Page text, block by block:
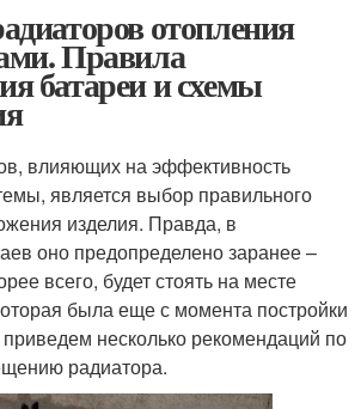
отопления
Правила
батареи и схемы
влияющих на эффективность
является выбор правильного
изделия. Правда, в
оно предопределено заранее –
всего, будет стоять на месте
была еще с момента постройки
несколько рекомендаций по
радиатора.